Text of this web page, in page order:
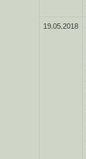
19.05.2018